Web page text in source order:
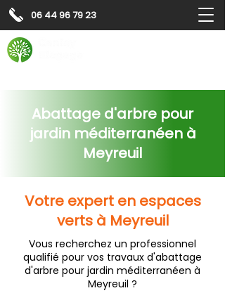
06 44 96 79 23
Abattage d'arbre pour
jardin méditerranéen à
Meyreuil
Votre expert en espaces
verts à Meyreuil
Vous recherchez un professionnel
qualifié pour vos travaux d'abattage
d'arbre pour jardin méditerranéen à
Meyreuil ?